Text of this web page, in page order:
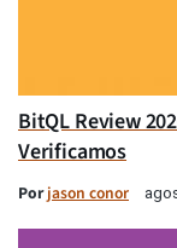
BitQL Review
Verificamos
Porjason conor